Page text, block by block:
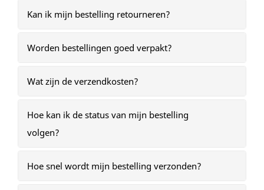
Kan ik mijn bestelling retourneren?
Worden bestellingen goed verpakt?
Wat zijn de verzendkosten?
Hoe kan ik de status van mijn bestelling
volgen?
Hoe snel wordt mijn bestelling verzonden?